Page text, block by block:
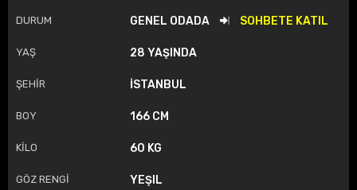
DURUM GENEL ODADA SOHBETE KATIL
YAŞ 28 YAŞINDA
ŞEHİR İSTANBUL
BOY 166 CM
KİLO 60 KG
GÖZ RENGİ YEŞIL